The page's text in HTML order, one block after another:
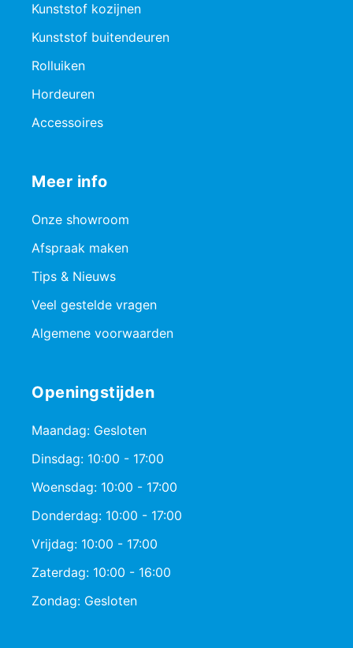
Kunststof kozijnen
Kunststof buitendeuren
Rolluiken
Hordeuren
Accessoires
Meer info
Onze showroom
Afspraak maken
Tips & Nieuws
Veel gestelde vragen
Algemene voorwaarden
Openingstijden
Maandag: Gesloten
Dinsdag: 10:00 - 17:00
Woensdag: 10:00 - 17:00
Donderdag: 10:00 - 17:00
Vrijdag: 10:00 - 17:00
Zaterdag: 10:00 - 16:00
Zondag: Gesloten